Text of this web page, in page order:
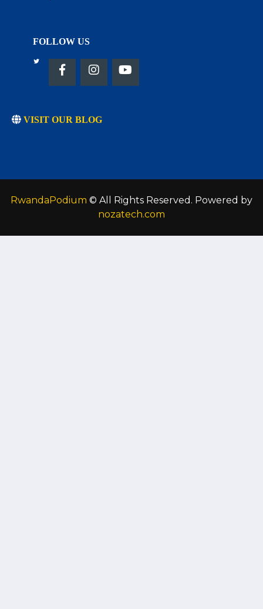
FOLLOW US
VISIT OUR BLOG
RwandaPodium © All Rights Reserved. Powered by
nozatech.com